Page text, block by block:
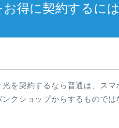
得に契約するに
光を契約するなら普通は、スマ
クショップからするものでは